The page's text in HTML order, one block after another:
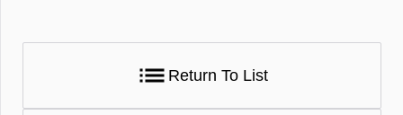
list Return To List